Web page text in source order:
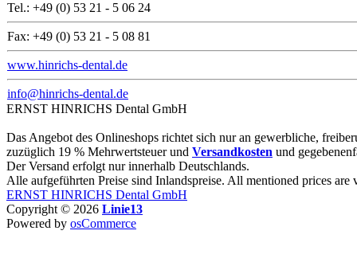
Tel.: +49 (0) 53 21 - 5 06 24
Fax: +49 (0) 53 21 - 5 08 81
www.hinrichs-dental.de
info@hinrichs-dental.de
ERNST HINRICHS Dental GmbH
Das Angebot des Onlineshops richtet sich nur an gewerbliche,
zuzüglich 19 % Mehrwertsteuer und Versandkosten und
Der Versand erfolgt nur innerhalb Deutschlands.
Alle aufgeführten Preise sind Inlandspreise. All mentioned prices are
ERNST HINRICHS Dental GmbH
Copyright © 2026 Linie13
Powered by osCommerce